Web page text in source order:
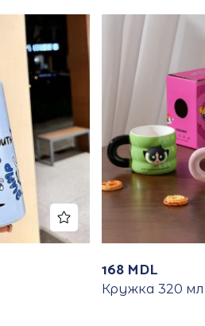
168 MDL
Кружка 320 мл